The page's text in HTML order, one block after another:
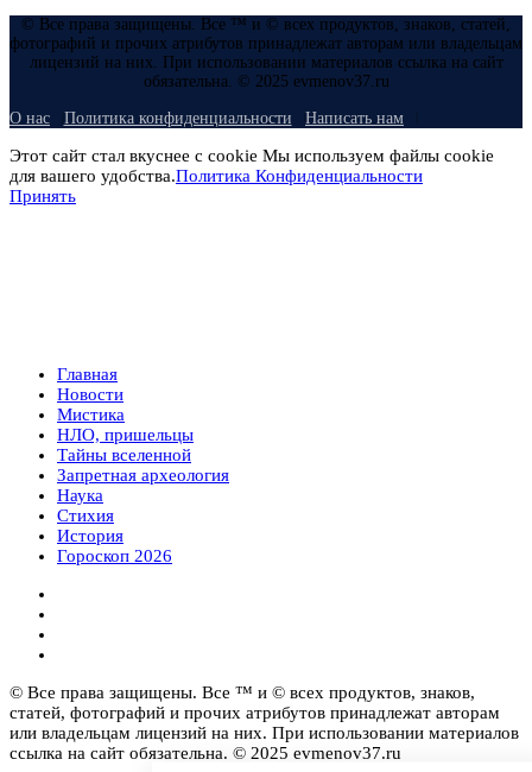
© Все права защищены. Все ™ и © всех продуктов, знаков, статей,
фотографий и прочих атрибутов принадлежат авторам или владельцам
лицензий на них. При использовании материалов ссылка на сайт
обязательна. © 2025 evmenov37.ru
О нас Политика конфиденциальности Написать нам
Этот сайт стал вкуснее с cookie Мы используем файлы cookie
для вашего удобства.Политика Конфиденциальности
Принять
Главная
Новости
Мистика
НЛО, пришельцы
Тайны вселенной
Запретная археология
Наука
Стихия
История
Гороскоп 2026
© Все права защищены. Все ™ и © всех продуктов, знаков,
статей, фотографий и прочих атрибутов принадлежат авторам
или владельцам лицензий на них. При использовании материалов
ссылка на сайт обязательна. © 2025 evmenov37.ru